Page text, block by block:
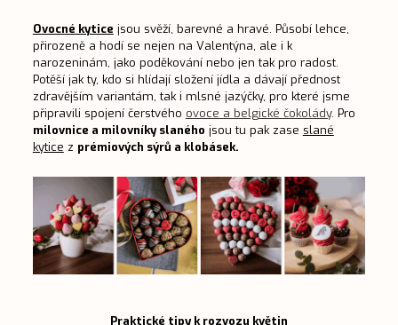
Ovocné kytice jsou svěží, barevné a hravé. Působí lehce,
přirozeně a hodí se nejen na Valentýna, ale i k
narozeninám, jako poděkování nebo jen tak pro radost.
Potěší jak ty, kdo si hlídají složení jídla a dávají přednost
zdravějším variantám, tak i mlsné jazýčky, pro které jsme
připravili spojení čerstvého ovoce a belgické čokolády. Pro
milovnice a milovníky slaného jsou tu pak zase slané
kytice z prémiových sýrů a klobásek.
Praktické tipy k rozvozu květin